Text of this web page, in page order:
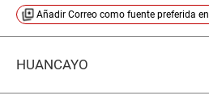
Añadir Correo como fuente preferida en
HUANCAYO